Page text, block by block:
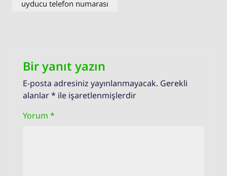
uyducu telefon numarası
Bir yanıt yazın
E-posta adresiniz yayınlanmayacak. Gerekli
alanlar* ile işaretlenmişlerdir
Yorum *